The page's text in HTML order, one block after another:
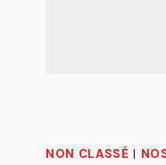
NON CLASSÉ |